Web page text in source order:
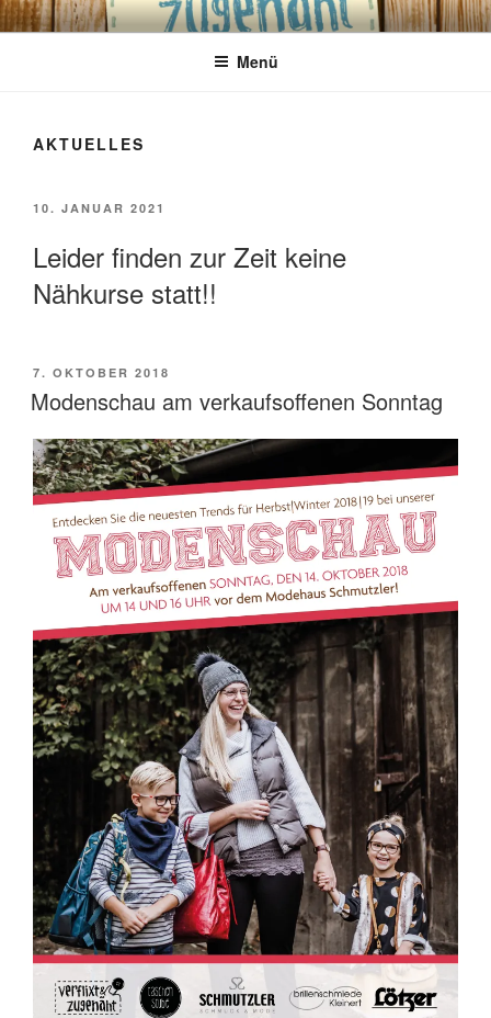
Zum
InhaltVERFLIXT UND ZUGENÄHT
Das besondere Lädchen für kreative Köpfe!
Menü
AKTUELLES
VERÖFFENTLICHT
10. JANUAR 2021
Leider finden zur Zeit keine
Nähkurse statt!!
VERÖFFENTLICHT
AM
7. OKTOBER 2018
Modenschau am verkaufsoffenen Sonntag